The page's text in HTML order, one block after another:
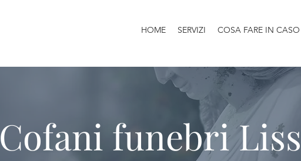
HOME SERVIZI COSA FARE IN
Cofani funebri